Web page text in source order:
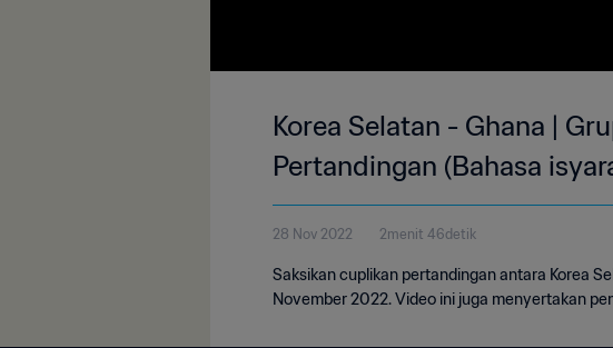
Korea Selatan - Ghana |
Pertandingan (Bahasa
28 Nov 2022 2menit 46detik
Saksikan cuplikan pertandingan antara Korea
November 2022. Video ini juga menyertakan